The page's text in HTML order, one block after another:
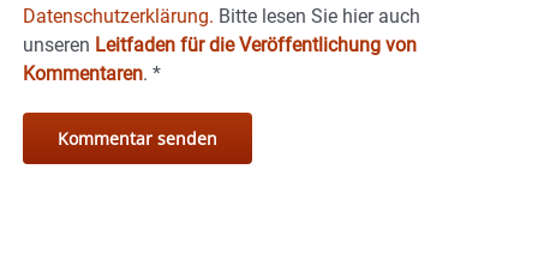
Datenschutzerklärung. Bitte lesen Sie hier auch
unseren Leitfaden für die Veröffentlichung von
Kommentaren. *